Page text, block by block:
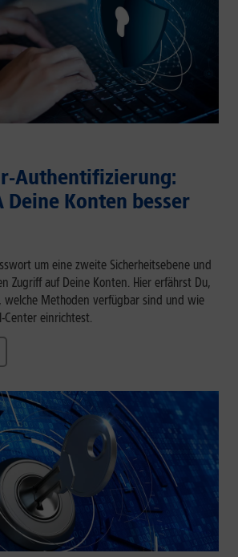
Authentifizierung:
Deine Konten besser
um eine zweite Sicherheitsebene und
Zugriff auf Deine Konten. Hier erfährst Du,
welche Methoden verfügbar sind und wie
Center einrichtest.